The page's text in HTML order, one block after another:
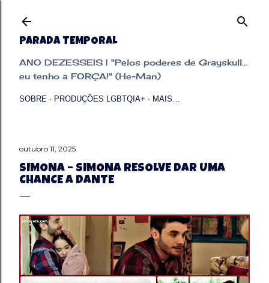
PARADA TEMPORAL
ANO DEZESSEIS | "Pelos poderes de Grayskull...
eu tenho a FORÇA!" (He-Man)
SOBRE PRODUÇÕES LGBTQIA+ MAIS…
outubro 11, 2025
SIMONA – SIMONA RESOLVE DAR UMA
CHANCE A DANTE